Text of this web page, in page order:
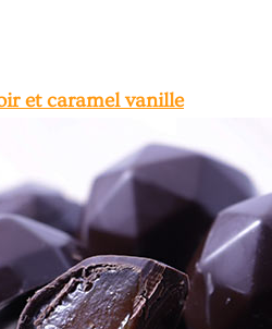
et caramel vanille